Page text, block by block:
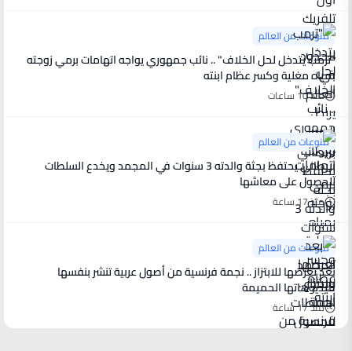
منوعات من العالم
"ترمب يتدخل لحل الخلاف" .. نائب جمهوري يواجه اتهامات برمي زوجته
بمياه مغلية وكسر عظام ابنته
منذ 10 ساعات
منوعات من العالم
بريطاني يحتفظ بجثة والدته 3 سنوات في المجمد ويخدع السلطات
للحصول على معاشها
منذ 17 ساعة
منوعات من العالم
بعد تعرضها للابتزاز .. نجمة فرنسية من أصول عربية تنشر بنفسها
فيديوهاتها الحميمة
منذ 17 ساعة